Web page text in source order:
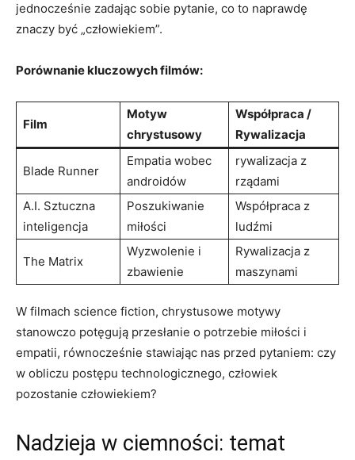
jednocześnie zadając sobie pytanie, co to naprawdę
znaczy być „człowiekiem”.
Porównanie kluczowych filmów:
Film
Motyw
chrystusowy
Współpraca /
Rywalizacja
Blade Runner
Empatia wobec
androidów
rywalizacja z
rządami
A.I. Sztuczna
inteligencja
Poszukiwanie
miłości
Współpraca z
ludźmi
The Matrix
Wyzwolenie i
zbawienie
Rywalizacja z
maszynami
W filmach science fiction, chrystusowe motywy
stanowczo potęgują przesłanie o potrzebie miłości i
empatii, równocześnie stawiając nas przed pytaniem: czy
w obliczu postępu technologicznego, człowiek
pozostanie człowiekiem?
Nadzieja w ciemności: temat